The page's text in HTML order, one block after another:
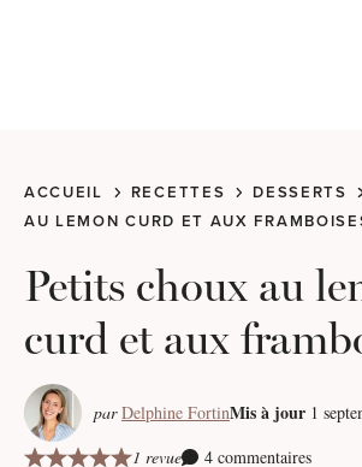
ACCUEIL RECETTES DESSERTS
AU LEMON CURD ET AUX
Petits choux au
curd et aux
par Delphine FortinMis à jour 1
1 revue
4 commentaires